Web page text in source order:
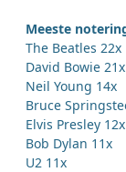
Meeste
The Beatles 22x
David Bowie 21x
Neil Young 14x
Bruce
Elvis Presley 12x
Bob Dylan 11x
U2 11x